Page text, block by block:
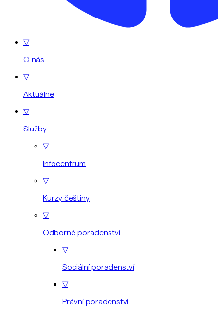
▽
O nás
▽
Aktuálně
▽
Služby
▽
Infocentrum
▽
Kurzy češtiny
▽
Odborné poradenství
▽
Sociální poradenství
▽
Právní poradenství